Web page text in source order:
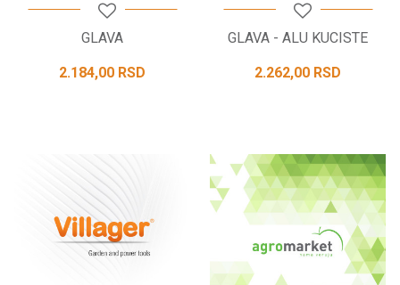
GLAVA
2.184,00 RSD
GLAVA - ALU KUCISTE
2.262,00 RSD